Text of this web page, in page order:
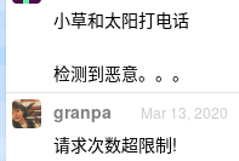
小草和太阳打电话
检测到恶意。。。
granpa Mar 13, 2020
请求次数超限制!